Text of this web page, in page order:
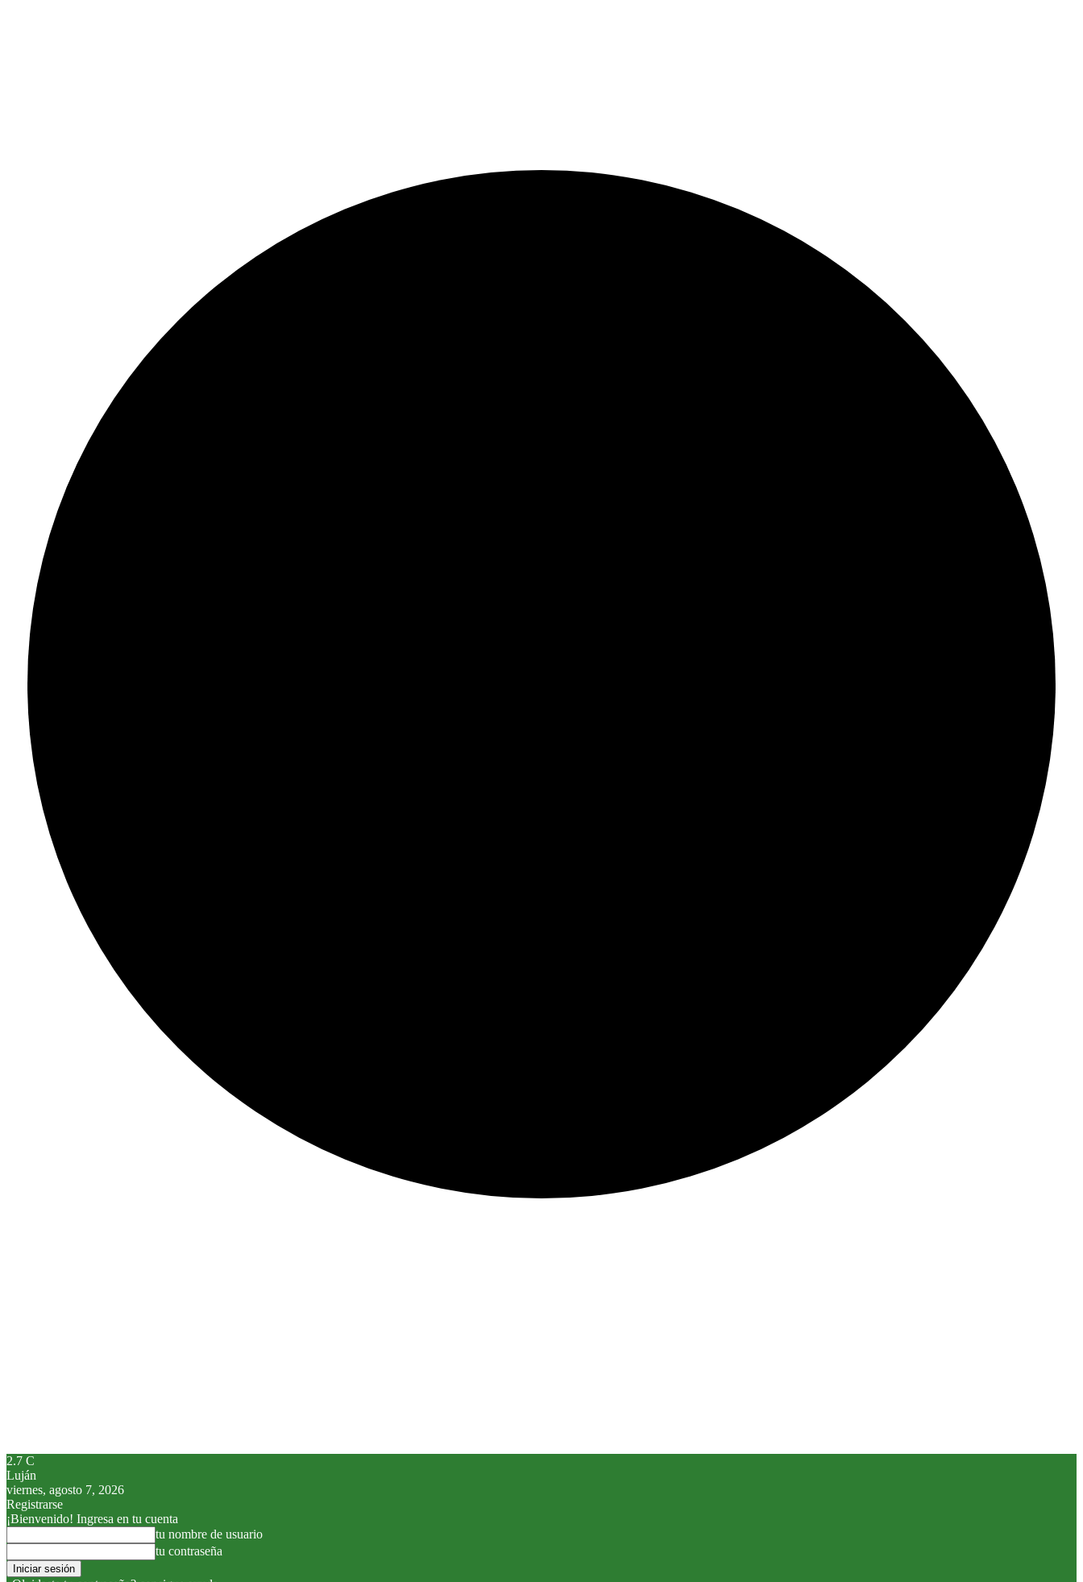
2.7 C
Luján
viernes, agosto 7, 2026
Registrarse
¡Bienvenido! Ingresa en tu cuenta
tu nombre de usuario
tu contraseña